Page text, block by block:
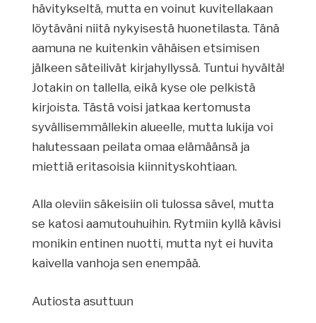
hävitykseltä, mutta en voinut kuvitellakaan
löytäväni niitä nykyisestä huonetilasta. Tänä
aamuna ne kuitenkin vähäisen etsimisen
jälkeen säteilivät kirjahyllyssä. Tuntui hyvältä!
Jotakin on tallella, eikä kyse ole pelkistä
kirjoista. Tästä voisi jatkaa kertomusta
syvällisemmällekin alueelle, mutta lukija voi
halutessaan peilata omaa elämäänsä ja
miettiä eritasoisia kiinnityskohtiaan.
Alla oleviin säkeisiin oli tulossa sävel, mutta
se katosi aamutouhuihin. Rytmiin kyllä kävisi
monikin entinen nuotti, mutta nyt ei huvita
kaivella vanhoja sen enempää.
Autiosta asuttuun